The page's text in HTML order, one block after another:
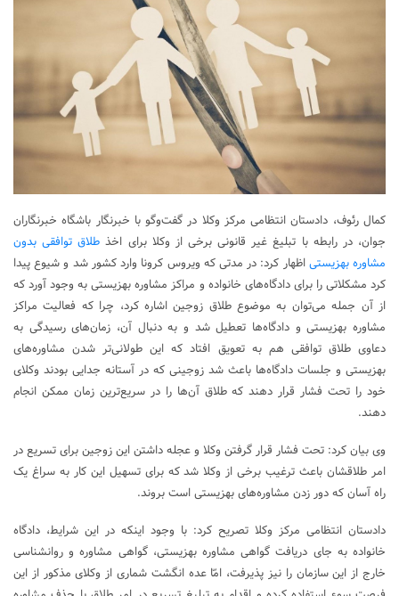
کمال رئوف، دادستان انتظامی مرکز وکلا در گفت‌وگو با خبرنگار باشگاه خبرنگاران
جوان، در رابطه با تبلیغ غیر قانونی برخی از وکلا برای اخذ طلاق توافقی بدون
مشاوره بهزیستیاظهار کرد: در مدتی که ویروس کرونا وارد کشور شد و شیوع پیدا
کرد مشکلاتی را برای دادگاه‌های خانواده و مراکز مشاوره بهزیستی به وجود آورد که
از آن جمله می‌توان به موضوع طلاق زوجین اشاره کرد، چرا که فعالیت مراکز
مشاوره بهزیستی و دادگاه‌ها تعطیل شد و به دنبال آن، زمان‌های رسیدگی به
دعاوی طلاق توافقی هم به تعویق افتاد که این طولانی‌تر شدن مشاوره‌های
بهزیستی و جلسات دادگاه‌ها باعث شد زوجینی که در آستانه جدایی بودند وکلای
خود را تحت فشار قرار دهند که طلاق آن‌ها را در سریع‌ترین زمان ممکن انجام
دهند.
وی بیان کرد: تحت فشار قرار گرفتن وکلا و عجله داشتن این زوجین برای تسریع در
امر طلاقشان باعث ترغیب برخی از وکلا شد که برای تسهیل این کار به سراغ یک
راه آسان که دور زدن مشاوره‌های بهزیستی است بروند.
دادستان انتظامی مرکز وکلا تصریح کرد: با وجود اینکه در این شرایط، دادگاه
خانواده به جای دریافت گواهی مشاوره بهزیستی، گواهی مشاوره و روانشناسی
خارج از این سازمان را نیز پذیرفت، امّا عده انگشت شماری از وکلای مذکور از این